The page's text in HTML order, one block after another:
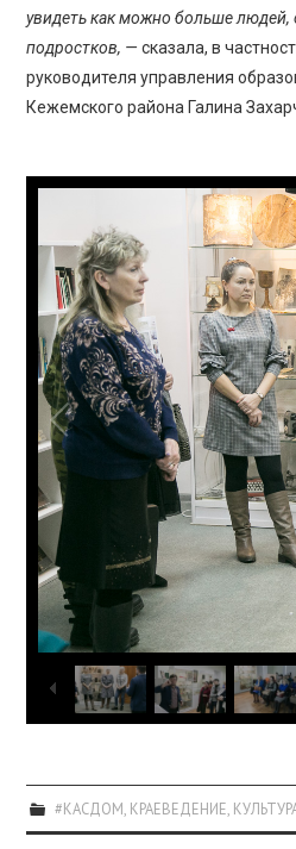
увидеть как можно больше людей,
подростков, —сказала, в
руководителя управления
Кежемского района Галина
#КАСДОМ, КРАЕВЕДЕНИЕ,